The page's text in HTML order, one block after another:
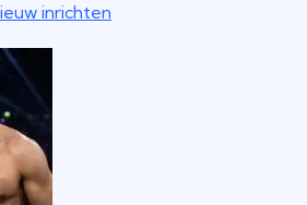
inrichten